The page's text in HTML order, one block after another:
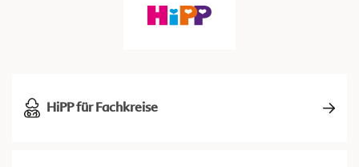
HiPP für Fachkreise